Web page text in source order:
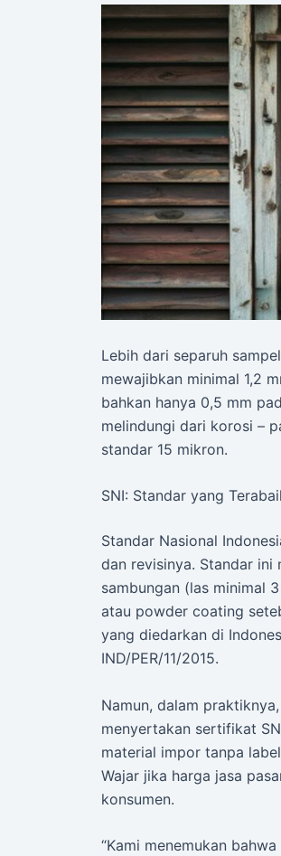
Lebih dari separuh
mewajibkan minimal 1,2
bahkan hanya 0,5 mm
melindungi dari korosi –
standar 15 mikron.
SNI: Standar yang
Standar Nasional
dan revisinya. Standar ini
sambungan (las minimal
atau powder coating
yang diedarkan di
IND/PER/11/2015.
Namun, dalam
menyertakan sertifikat
material impor tanpa
Wajar jika harga jasa
konsumen.
“Kami menemukan